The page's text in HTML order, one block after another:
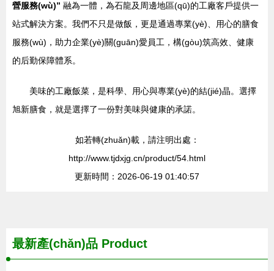
營服務(wù)” 融為一體，為石龍及周邊地區(qū)的工廠客戶提供一
站式解決方案。我們不只是做飯，更是通過專業(yè)、用心的膳食
服務(wù)，助力企業(yè)關(guān)愛員工，構(gòu)筑高效、健康
的后勤保障體系。
美味的工廠飯菜，是科學、用心與專業(yè)的結(jié)晶。選擇
旭新膳食，就是選擇了一份對美味與健康的承諾。
如若轉(zhuǎn)載，請注明出處：
http://www.tjdxjg.cn/product/54.html
更新時間：2026-06-19 01:40:57
最新產(chǎn)品 Product